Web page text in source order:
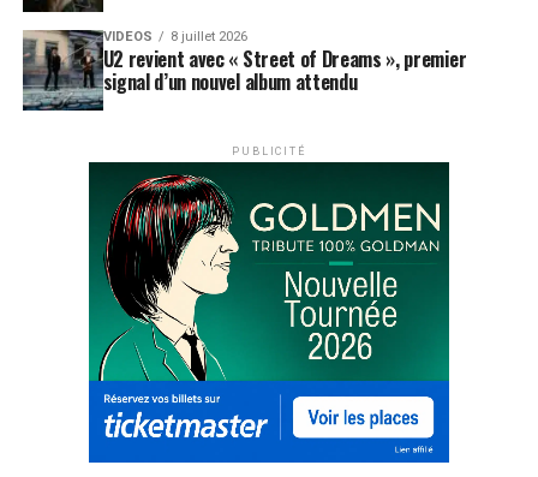
VIDEOS 8 juillet 2026
U2 revient avec « Street of Dreams », premier
signal d’un nouvel album attendu
PUBLICITÉ